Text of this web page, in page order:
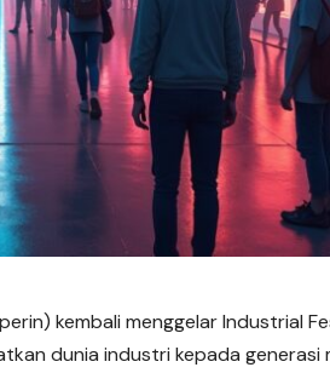
kembali menggelar Industrial
dunia industri kepada generasi